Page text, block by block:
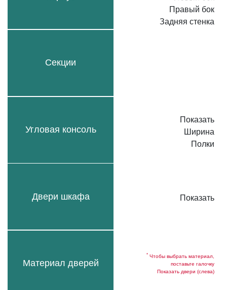
Секции
Угловая консоль
Двери шкафа
Материал дверей
Правый бок
Задняя стенка
Показать
Ширина
Полки
Показать
* Чтобы выбрать материал,
поставьте галочку
Показать двери (слева)